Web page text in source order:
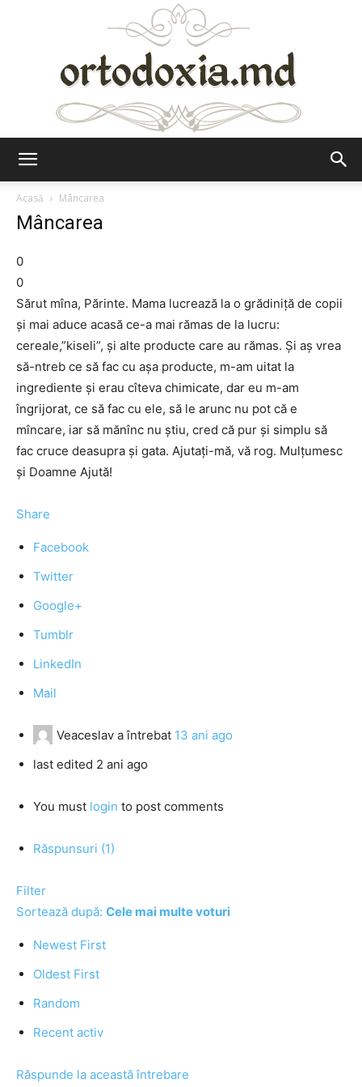
Acasă
Mâncarea
Mâncarea
0
0
Sărut mîna, Părinte. Mama lucrează la o grădiniță de copii
și mai aduce acasă ce-a mai rămas de la lucru:
cereale,”kiseli”, și alte producte care au rămas. Și aș vrea
să-ntreb ce să fac cu așa producte, m-am uitat la
ingrediente și erau cîteva chimicate, dar eu m-am
îngrijorat, ce să fac cu ele, să le arunc nu pot că e
mîncare, iar să mănînc nu știu, cred că pur și simplu să
fac cruce deasupra și gata. Ajutați-mă, vă rog. Mulțumesc
și Doamne Ajută!
Share
Facebook
Twitter
Google+
Tumblr
LinkedIn
Mail
Veaceslav a întrebat 13 ani ago
last edited 2 ani ago
You must login to post comments
Răspunsuri (1)
Filter
Sortează după: Cele mai multe voturi
Newest First
Oldest First
Random
Recent activ
Răspunde la această întrebare